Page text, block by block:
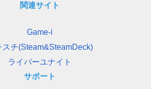
関連サイト
Game-i
スチ(Steam&SteamDeck)
ライバーユナイト
サポート